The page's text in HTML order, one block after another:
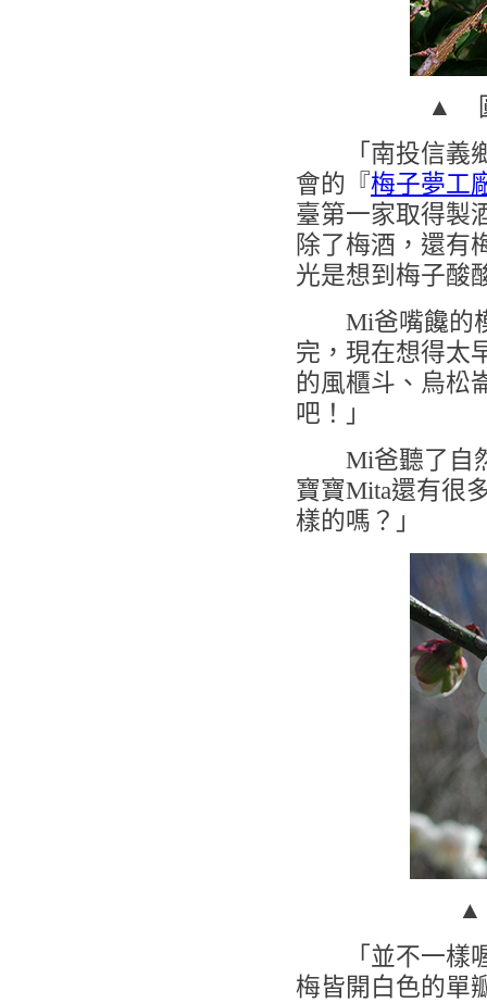
▲
「南投信義鄉
會的『梅子夢工
臺第一家取得製
除了梅酒，還有
光是想到梅子酸
Mi爸嘴饞的模
完，現在想得太
的風櫃斗、烏松
吧！」
Mi爸聽了自然
寶寶Mita還有很
樣的嗎？」
▲
「並不一樣喔
梅皆開白色的單